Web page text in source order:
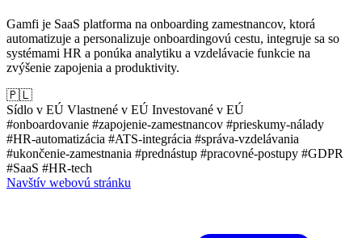
Gamfi je SaaS platforma na onboarding zamestnancov, ktorá
automatizuje a personalizuje onboardingovú cestu, integruje sa so
systémami HR a ponúka analytiku a vzdelávacie funkcie na
zvýšenie zapojenia a produktivity.
🇵🇱
Sídlo v EÚ Vlastnené v EÚ Investované v EÚ
#onboardovanie #zapojenie-zamestnancov #prieskumy-nálady
#HR-automatizácia #ATS-integrácia #správa-vzdelávania
#ukončenie-zamestnania #prednástup #pracovné-postupy #GDPR
#SaaS #HR-tech
Navštív webovú stránku